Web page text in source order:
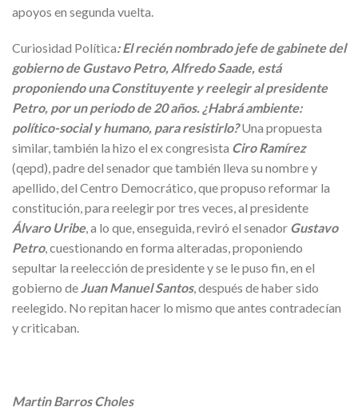
apoyos en segunda vuelta.
Curiosidad Política: El recién nombrado jefe de gabinete del
gobierno de Gustavo Petro, Alfredo Saade, está
proponiendo una Constituyente y reelegir al presidente
Petro, por un periodo de 20 años. ¿Habrá ambiente:
político-social y humano, para resistirlo?Una propuesta
similar, también la hizo el ex congresista Ciro Ramírez
(qepd), padre del senador que también lleva su nombre y
apellido, del Centro Democrático, que propuso reformar la
constitución, para reelegir por tres veces, al presidente
Álvaro Uribe, a lo que, enseguida, reviró el senador Gustavo
Petro, cuestionando en forma alteradas, proponiendo
sepultar la reelección de presidente y se le puso fin, en el
gobierno de Juan Manuel Santos, después de haber sido
reelegido. No repitan hacer lo mismo que antes contradecían
y criticaban.
Martin Barros Choles